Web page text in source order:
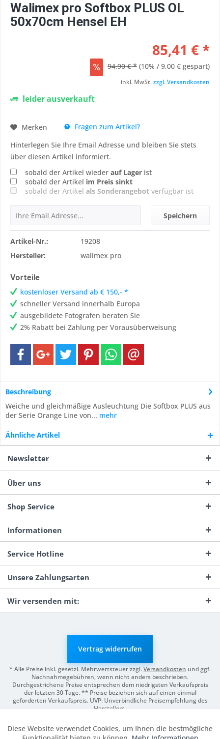
Walimex pro Softbox PLUS OL
50x70cm Hensel EH
85,41 € *
94,90 € * (10% / 9,00 € gespart)
inkl. MwSt.zzgl. Versandkosten
leider ausverkauft
Merken
Fragen zum Artikel?
Hinterlegen Sie Ihre Email Adresse und bleiben Sie stets
über diesen Artikel informiert.
sobald der Artikel wieder auf Lager ist
sobald der Artikel im Preis sinkt
sobald der Artikel als Sonderangebot verfügbar ist
Speichern
Artikel-Nr.:
19208
Hersteller:
walimex pro
Vorteile
kostenloser Versand ab € 150,- *
schneller Versand innerhalb Europa
ausgebildete Fotografen beraten Sie
2% Rabatt bei Zahlung per Vorausüberweisung
Beschreibung
Weiche und gleichmäßige Ausleuchtung Die Softbox PLUS aus
der Serie Orange Line von... mehr
Ähnliche Artikel
Newsletter
Über uns
Shop Service
Informationen
Service Hotline
Unsere Zahlungsarten
Wir versenden mit:
Vertrag widerrufen
* Alle Preise inkl. gesetzl. Mehrwertsteuer zzgl.Versandkosten und ggf.
Nachnahmegebühren, wenn nicht anders beschrieben.
Durchgestrichene Preise entsprechen dem niedrigsten Verkaufspreis
der letzten 30 Tage. ** Preise beziehen sich auf einen einmal
geforderten Verkaufspreis. UVP: Unverbindliche Preisempfehlung des
Herstellers.
Funktionale Aktiv
Diese Website verwendet Cookies, um Ihnen die bestmögliche